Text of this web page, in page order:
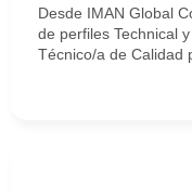
Desde IMAN Global
de perfiles Technical
Técnico/a de Calidad